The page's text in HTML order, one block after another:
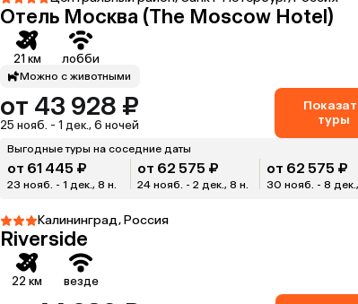
Отель Москва (The Moscow Hotel)
21 км лобби
Можно с животными
от 43 928 ₽
25 нояб. - 1 дек., 6 ночей
туры
Выгодные туры на соседние даты
от 61 445 ₽
23 нояб. - 1 дек., 8 н.
от 62 575 ₽
24 нояб. - 2 дек., 8 н.
от 62 575 ₽
30 нояб. - 8 дек.,
Калининград, Россия
Riverside
22 км везде